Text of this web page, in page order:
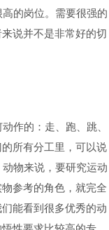
的岗位。需要很强的
说并不是非常好的切
作的：走、跑、跳、
所有分工里，可以说
物来说，要研究运动
参考的角色，就完全
能看到很多优秀的动